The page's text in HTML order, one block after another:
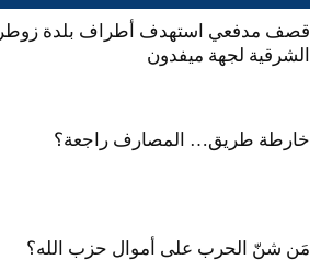
قصف مدفعي استهدف أطراف بلدة زوطر
الشرقية لجهة ميفدون
خارطة طريق… المصارف راجعة؟
مَن شنّ الحرب على أموال حزب الله؟